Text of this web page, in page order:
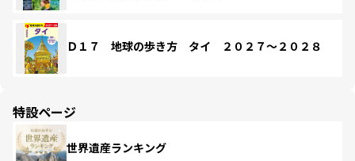
Ｄ１７ 地球の歩き方 タイ ２０２７～２０２８
特設ページ
世界遺産ランキング